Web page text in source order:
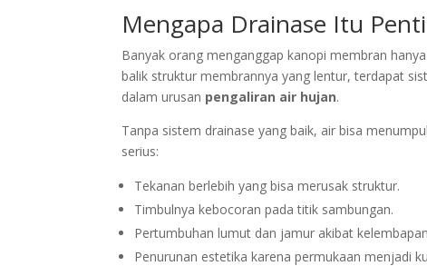
Mengapa Drainase Itu
Banyak orang menganggap kanopi membran
balik struktur membrannya yang lentur, terdapat
dalam urusan pengaliran air hujan.
Tanpa sistem drainase yang baik, air bisa
serius:
Tekanan berlebih yang bisa merusak struktur.
Timbulnya kebocoran pada titik sambungan.
Pertumbuhan lumut dan jamur akibat
Penurunan estetika karena permukaan menjadi